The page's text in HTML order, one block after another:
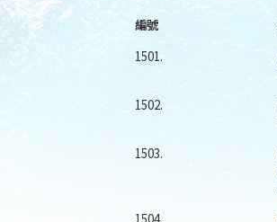
編號
1501.
1502.
1503.
1504.